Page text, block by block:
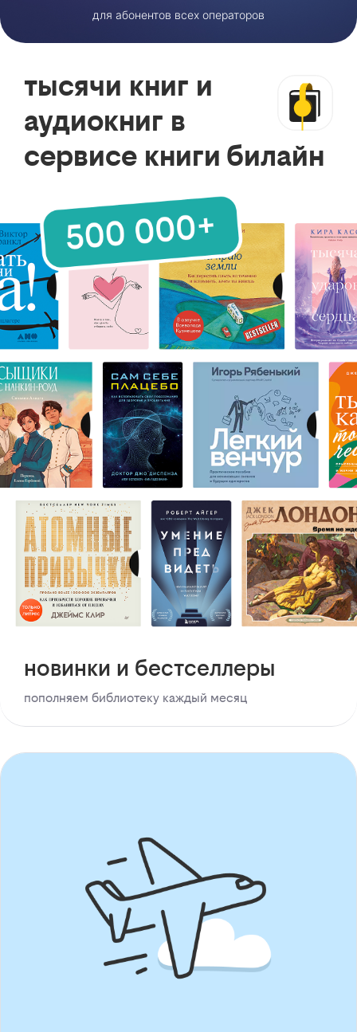
для абонентов всех операторов
тысячи книг и
аудиокниг в
сервисе книги билайн
новинки и бестселлеры
пополняем библиотеку каждый месяц